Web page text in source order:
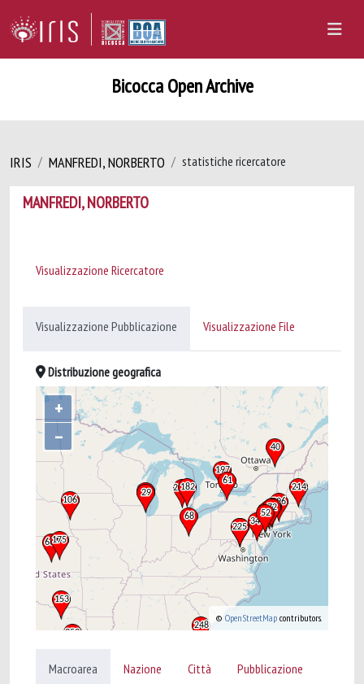
Bicocca Open Archive
IRIS MANFREDI, NORBERTO statistiche ricercatore
MANFREDI, NORBERTO
Visualizzazione Ricercatore
Visualizzazione Pubblicazione Visualizzazione File
Distribuzione geografica
+
–
© OpenStreetMap contributors.
Macroarea Nazione Città Pubblicazione